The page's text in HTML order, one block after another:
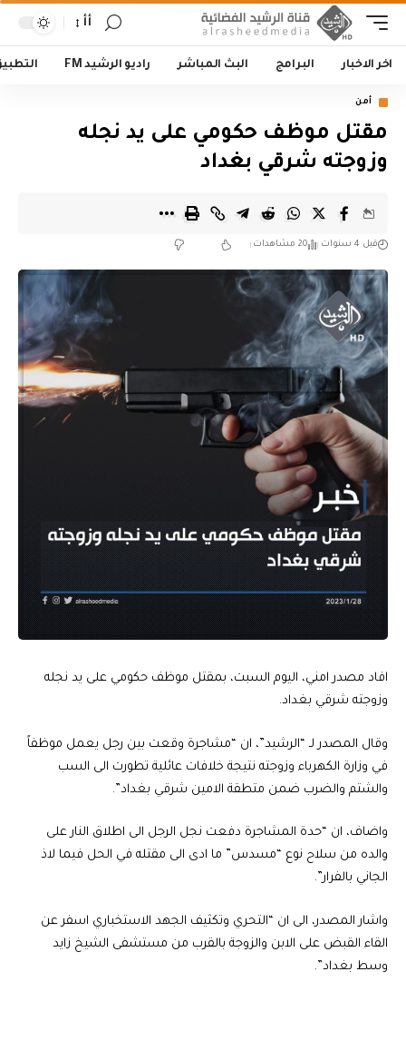
أأ
اخر الاخبار البرامج البث المباشر راديو الرشيد FM
أمن
مقتل موظف حكومي على يد نجله
وزوجته شرقي بغداد
قبل 4 سنوات 20 مشاهدات
افاد مصدر امني، اليوم السبت، بمقتل موظف حكومي على يد نجله
وزوجته شرقي بغداد.
وقال المصدر لـ “الرشيد”، ان “مشاجرة وقعت بين رجل يعمل موظفاً
في وزارة الكهرباء وزوجته نتيجة خلافات عائلية تطورت الى السب
والشتم والضرب ضمن متطقة الامين شرقي بغداد”.
واضاف، ان “حدة المشاجرة دفعت نجل الرجل الى اطلاق النار على
والده من سلاح نوع “مسدس” ما ادى الى مقتله في الحل فيما لاذ
الجاني بالفرار”.
واشار المصدر، الى ان “التحري وتكثيف الجهد الاستخباري اسفر عن
القاء القبض على الابن والزوجة بالقرب من مستشفى الشيخ زايد
وسط بغداد”.